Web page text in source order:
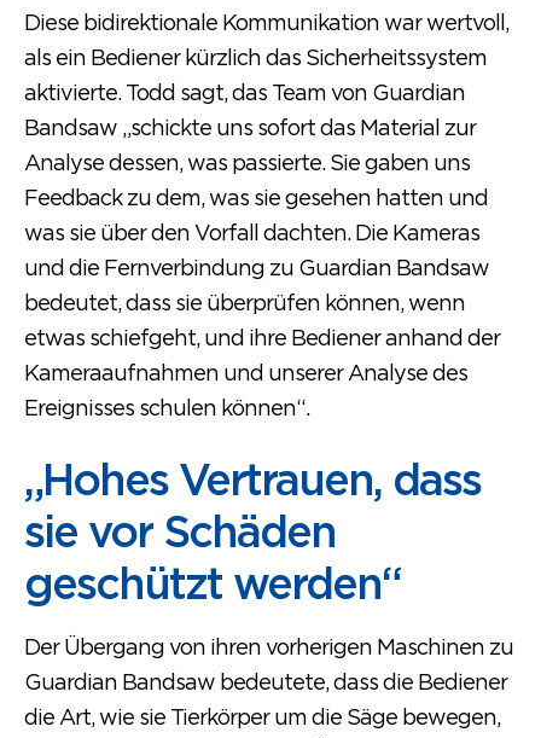
Diese bidirektionale Kommunikation war wertvoll,
als ein Bediener kürzlich das Sicherheitssystem
aktivierte. Todd sagt, das Team von Guardian
Bandsaw „schickte uns sofort das Material zur
Analyse dessen, was passierte. Sie gaben uns
Feedback zu dem, was sie gesehen hatten und
was sie über den Vorfall dachten. Die Kameras
und die Fernverbindung zu Guardian Bandsaw
bedeutet, dass sie überprüfen können, wenn
etwas schiefgeht, und ihre Bediener anhand der
Kameraaufnahmen und unserer Analyse des
Ereignisses schulen können“.
„Hohes Vertrauen, dass
sie vor Schäden
geschützt werden“
Der Übergang von ihren vorherigen Maschinen zu
Guardian Bandsaw bedeutete, dass die Bediener
die Art, wie sie Tierkörper um die Säge bewegen,